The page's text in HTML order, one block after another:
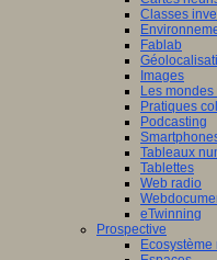
Classes
Fablab
Images
Les
Pratiques
Podcasting
Tableaux
Tablettes
Web radio
eTwinning
Prospective